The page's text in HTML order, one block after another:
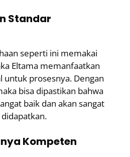
Standar
seperti ini memakai
Eltama memanfaatkan
prosesnya. Dengan
bisa dipastikan bahwa
baik dan akan sangat
Kompeten